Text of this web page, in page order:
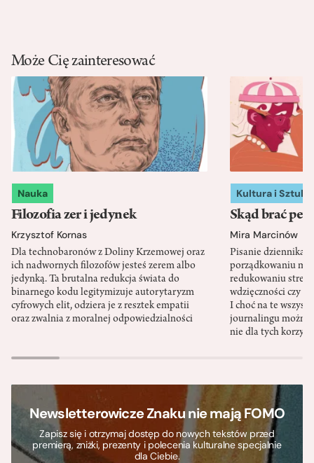
Może Cię zainteresować
Nauka
Filozofia zer i jedynek
Krzysztof Kornas
Dla technobaronów z Doliny Krzemowej oraz
ich nadwornych filozofów jesteś zerem albo
jedynką. Ta brutalna redukcja świata do
binarnego kodu legitymizuje autorytaryzm
cyfrowych elit, odziera je z resztek empatii
oraz zwalnia z moralnej odpowiedzialności
Kultura i Sztuka
Skąd brać
Mira Marcinów
Pisanie dziennika
porządkowaniu
redukowaniu
wdzięczności czy
I choć na te
journalingu można
nie dla tych
Newsletterowicze Znaku nie mają FOMO
Zapisz się i otrzymaj dostęp do nowych tekstów przed
premierą, zniżki, prezenty i polecenia kulturalne specjalnie
dla Ciebie.